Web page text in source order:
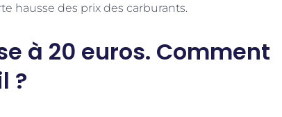
hausse des prix des carburants.
à 20 euros. Comment
?